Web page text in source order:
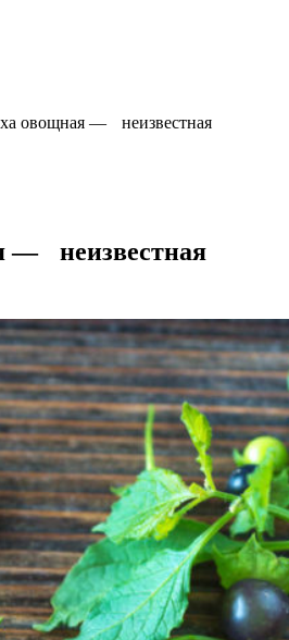
овощная — неизвестная
— неизвестная